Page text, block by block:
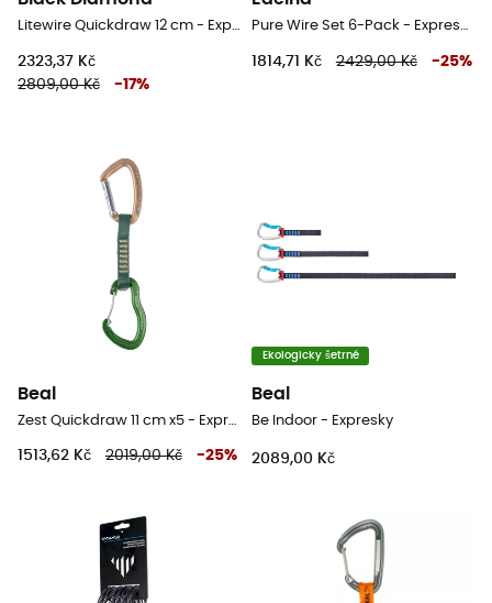
Litewire Quickdraw 12 cm - Expresky
2323,37 Kč
2809,00 Kč
-17%
Pure Wire Set 6-Pack - Expresky
1814,71 Kč 2429,00 Kč -25%
Beal
Zest Quickdraw 11 cm x5 - Expresky
1513,62 Kč 2019,00 Kč -25%
Ekologicky šetrné
Beal
Be Indoor - Expresky
2089,00 Kč